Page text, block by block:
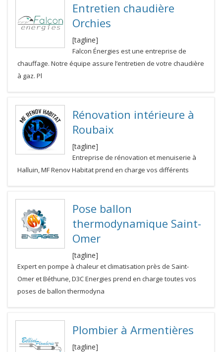
Entretien chaudière
Orchies
[tagline]
Falcon Énergies est une entreprise de
chauffage. Notre équipe assure l’entretien de votre chaudière
à gaz. Pl
Rénovation intérieure à
Roubaix
[tagline]
Entreprise de rénovation et menuiserie à
Halluin, MF Renov Habitat prend en charge vos différents
Pose ballon
thermodynamique Saint-
Omer
[tagline]
Expert en pompe à chaleur et climatisation près de Saint-
Omer et Béthune, D3C Energies prend en charge toutes vos
poses de ballon thermodyna
Plombier à Armentières
[tagline]